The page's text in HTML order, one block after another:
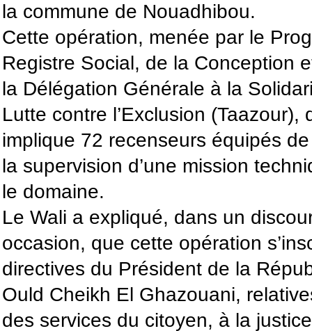
la commune de Nouadhibou.
Cette opération, menée par le
Registre Social, de la Conception
la Délégation Générale à la
Lutte contre l’Exclusion (Taazour),
implique 72 recenseurs équipés
la supervision d’une mission
le domaine.
Le Wali a expliqué, dans un
occasion, que cette opération
directives du Président de la
Ould Cheikh El Ghazouani,
des services du citoyen, à la